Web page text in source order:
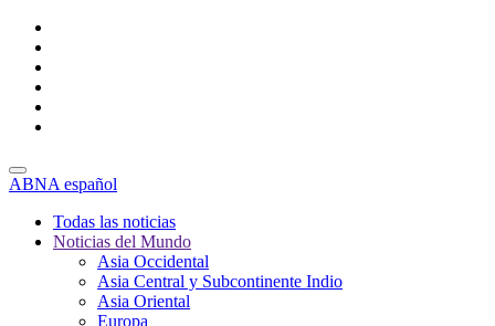
ABNA español
Todas las noticias
Noticias del Mundo
Asia Occidental
Asia Central y Subcontinente Indio
Asia Oriental
Europa